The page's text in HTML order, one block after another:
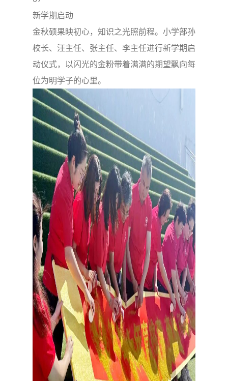
新学期启动
金秋硕果映初心，知识之光照前程。小学部孙
校长、汪主任、张主任、李主任进行新学期启
动仪式，以闪光的金粉带着满满的期望飘向每
位为明学子的心里。